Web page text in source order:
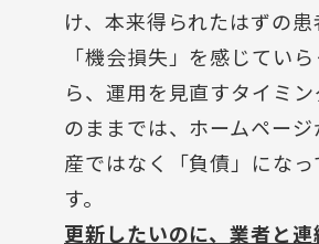
け、本来得られたはずの患
「機会損失」を感じてい
ら、運用を見直すタイミン
のままでは、ホームページ
産ではなく「負債」になっ
す。
更新したいのに、業者と連